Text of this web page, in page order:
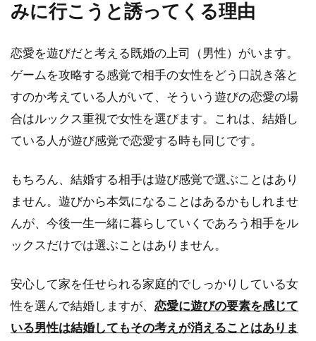
みに行こうと誘ってくる理由
恋愛を遊びだと考える既婚の上司（男性）がいます。
ゲームを攻略する感覚で相手の女性をどう口説き落と
すのか考えている人がいて、そういう遊びの恋愛の場
合はルックス重視で女性を選びます。これは、結婚し
ている人が遊び感覚で恋愛する時も同じです。
もちろん、結婚する相手は遊び感覚で選ぶことはあり
ません。遊びから本気になることはあるかもしれませ
んが、今後一生一緒に暮らしていくであろう相手をル
ックスだけでは選ぶことはありません。
安心して家を任せられる家庭的でしっかりしている女
性を選んで結婚しますが、 恋愛に遊びの要素を感じて
いる男性は結婚してもその考えが消えることはありま